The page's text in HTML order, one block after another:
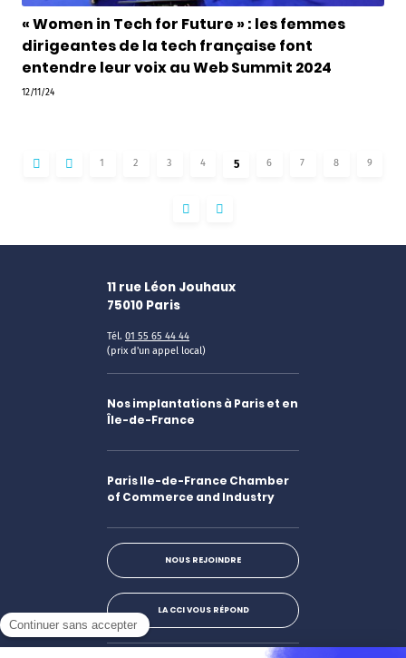
« Women in Tech for Future » : les femmes
dirigeantes de la tech française font
entendre leur voix au Web Summit 2024
12/11/24
1 2 3 4 5 6 7 8 9
11 rue Léon Jouhaux
75010 Paris
Tél. 01 55 65 44 44
(prix d'un appel local)
Nos implantations à Paris et en
Île-de-France
Paris Ile-de-France Chamber
of Commerce and Industry
NOUS REJOINDRE
LA CCI VOUS RÉPOND